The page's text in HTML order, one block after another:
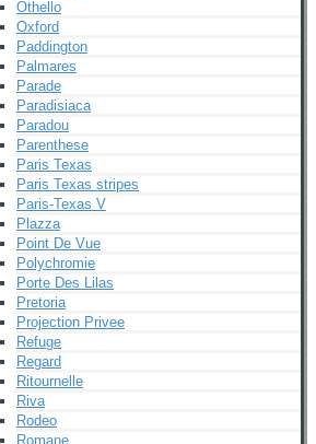
Othello
Oxford
Paddington
Palmares
Parade
Paradisiaca
Paradou
Parenthese
Paris Texas
Paris Texas stripes
Paris-Texas V
Plazza
Point De Vue
Polychromie
Porte Des Lilas
Pretoria
Projection Privee
Refuge
Regard
Ritournelle
Riva
Rodeo
Romane